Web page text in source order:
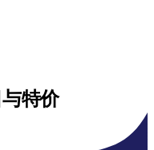
特价